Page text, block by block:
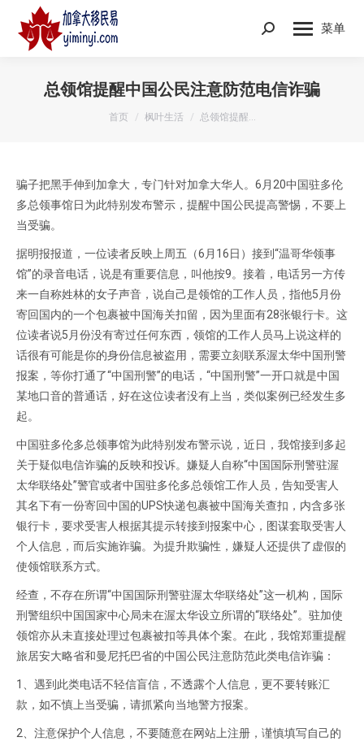
菜单
Search:
总领馆提醒中国公民注意防范电信诈骗
您在这里：
首页 枫叶生活 总领馆提醒…
骗子把黑手伸到加拿大，专门针对加拿大华人。6月20中国驻多伦
多总领事馆日为此特别发布警示，提醒中国公民提高警惕，不要上
当受骗。
据明报报道，一位读者反映上周五（6月16日）接到“温哥华领事
馆”的录音电话，说是有重要信息，叫他按9。接着，电话另一方传
来一自称姓林的女子声音，说自己是领馆的工作人员，指他5月份
寄回国内的一个包裹被中国海关扣留，因为里面有28张银行卡。这
位读者说5月份没有寄过任何东西，领馆的工作人员马上说这样的
话很有可能是你的身份信息被盗用，需要立刻联系渥太华中国刑警
报案，等你打通了“中国刑警”的电话，“中国刑警”一开口就是中国
某地口音的普通话，好在这位读者没有上当，类似案例已经发生多
起。
中国驻多伦多总领事馆为此特别发布警示说，近日，我馆接到多起
关于疑似电信诈骗的反映和投诉。嫌疑人自称“中国国际刑警驻渥
太华联络处”警官或者中国驻多伦多总领馆工作人员，告知受害人
其名下有一份寄回中国的UPS快递包裹被中国海关查扣，内含多张
银行卡，要求受害人根据其提示转接到报案中心，图谋套取受害人
个人信息，而后实施诈骗。为提升欺骗性，嫌疑人还提供了虚假的
使领馆联系方式。
经查，不存在所谓“中国国际刑警驻渥太华联络处”这一机构，国际
刑警组织中国国家中心局未在渥太华设立所谓的“联络处”。驻加使
领馆亦从未直接处理过包裹被扣等具体个案。在此，我馆郑重提醒
旅居安大略省和曼尼托巴省的中国公民注意防范此类电信诈骗：
1、遇到此类电话不轻信盲信，不透露个人信息，更不要转账汇
款，如不慎上当受骗，请抓紧向当地警方报案。
2、注意保护个人信息，不要随意在网站上注册，谨慎填写自己的